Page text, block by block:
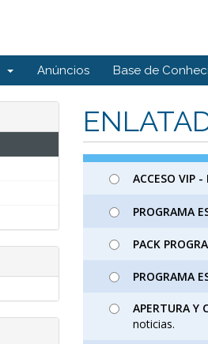
Anúncios Base de
ACCESO
PROGRAMA
PACK
PROGRAMA
APERTURA Y
noticias.